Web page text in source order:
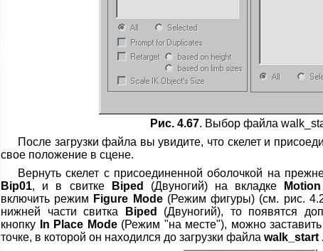
Рис. 4.67. Выбор файла
После загрузки файла вы увидите, что скелет и
свое положение в сцене.
Вернуть скелет с присоединенной оболочкой на
Bip01, и в свитке Biped (Двуногий) на вкладке Motion
включить режим Figure Mode(Режим фигуры) (см. рис.
нижней части свитка
Biped
(Двуногий), то появятся
кнопку
In Place Mode(Режим "на месте"), можно заставить
точке, в которой он находился до загрузки файла walk_start